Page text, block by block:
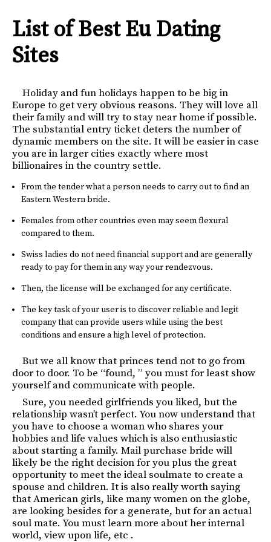
List of Best Eu Dating
Sites
Holiday and fun holidays happen to be big in
Europe to get very obvious reasons. They will love all
their family and will try to stay near home if possible.
The substantial entry ticket deters the number of
dynamic members on the site. It will be easier in case
you are in larger cities exactly where most
billionaires in the country settle.
From the tender what a person needs to carry out to find an
Eastern Western bride.
Females from other countries even may seem flexural
compared to them.
Swiss ladies do not need financial support and are generally
ready to pay for them in any way your rendezvous.
Then, the license will be exchanged for any certificate.
The key task of your user is to discover reliable and legit
company that can provide users while using the best
conditions and ensure a high level of protection.
But we all know that princes tend not to go from
door to door. To be “found, ” you must for least show
yourself and communicate with people.
Sure, you needed girlfriends you liked, but the
relationship wasn’t perfect. You now understand that
you have to choose a woman who shares your
hobbies and life values which is also enthusiastic
about starting a family. Mail purchase bride will
likely be the right decision for you plus the great
opportunity to meet the ideal soulmate to create a
spouse and children. It is also really worth saying
that American girls, like many women on the globe,
are looking besides for a generate, but for an actual
soul mate. You must learn more about her internal
world, view upon life, etc .